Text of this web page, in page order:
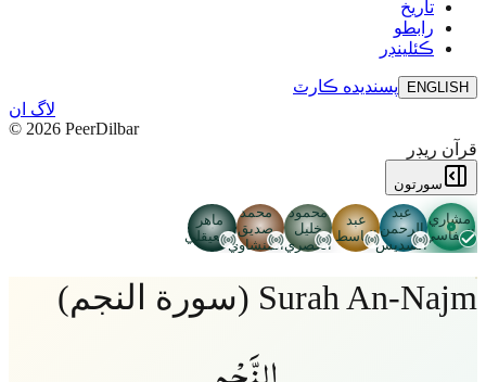
تاريخ
رابطو
ڪئلينڊر
ENGLISH پسنديده ڪارٽ
لاگ ان
© 2026 PeerDilbar
قرآن ريڊر
سورتون
مشاري
العفاسي
عبد
الرحمن
السديس
عبد
الباسط
محمود
خليل
الحصري
محمد
صديق
المنشاوي
ماهر
المعيقلي
Surah An-Najm (سورة النجم)
النَّجْمِ